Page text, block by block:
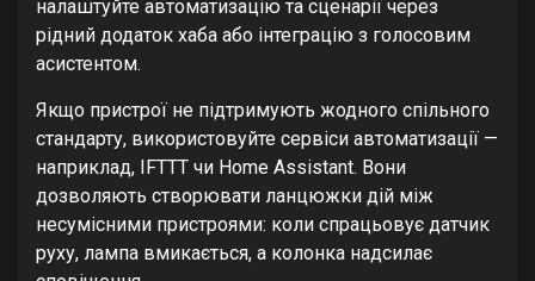
налаштуйте автоматизацію та сценарії через
рідний додаток хаба або інтеграцію з голосовим
асистентом.
Якщо пристрої не підтримують жодного спільного
стандарту, використовуйте сервіси автоматизації —
наприклад, IFTTT чи Home Assistant. Вони
дозволяють створювати ланцюжки дій між
несумісними пристроями: коли спрацьовує датчик
руху, лампа вмикається, а колонка надсилає